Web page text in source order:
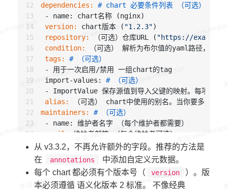
dependencies:
# chart 必要条件列表 （可选）
version:
chart版本 ( "1.2.3"
repository:
（可选）仓库URL ( "https://
condition:
tags:
# （可选）
- 用于一次启用/禁用 一组chart的tag
import-values: # （可选）
alias:
maintainers:
# （可选）
email:
url:
icon:
appVersion:
deprecated:
annotations:
从 v3.3.2，不再允许额外的字段。推荐的方法是
在
annotations
中添加自定义元数据。
每个 chart 都必须有个版本号（
version
）。版
本必须遵循 语义化版本 2 标准。 不像经典